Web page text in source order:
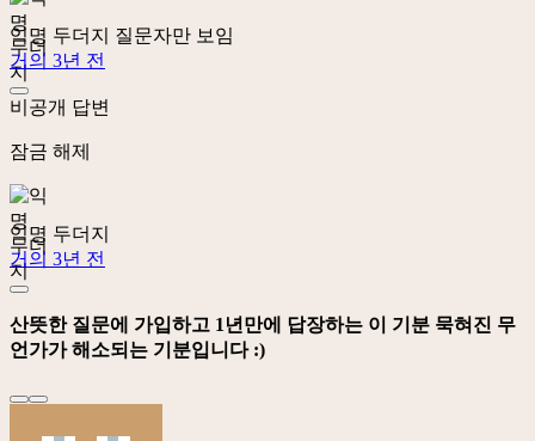
익명 두더지
질문자만 보임
거의 3년 전
비공개 답변
잠금 해제
익명 두더지
거의 3년 전
산뜻한 질문에 가입하고 1년만에 답장하는 이 기분 묵혀진 무
언가가 해소되는 기분입니다 :)